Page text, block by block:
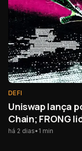
DEFI
Uniswap lança
Chain; FRONG
há 2 dias• 1 min